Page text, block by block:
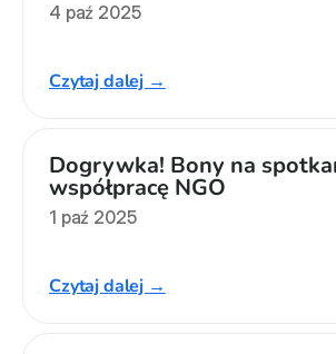
4 paź 2025
Czytaj dalej →
Dogrywka! Bony na
współpracę NGO
1 paź 2025
Czytaj dalej →